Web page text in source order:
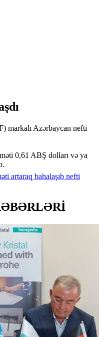
markalı Azərbaycan nefti
0,61 ABŞ dolları və ya
artaraq bahalaşıb nefti